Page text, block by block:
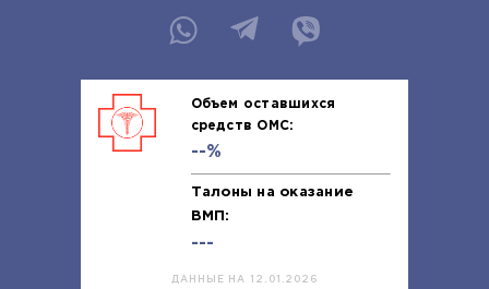
Объем оставшихся
средств ОМС:
--%
Талоны на оказание
ВМП:
---
ДАННЫЕ НА 12.01.2026